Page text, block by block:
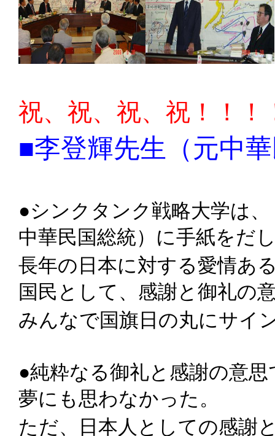
祝、祝、祝、祝！！
■李登輝先生（元中
●シンクタンク戦略大学は
中華民国総統）に手紙をだ
長年の日本に対する愛情あ
国民として、感謝と御礼の
みんなで国旗日の丸にサイ
●純粋なる御礼と感謝の意
夢にも思わなかった。
ただ、日本人としての感謝